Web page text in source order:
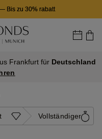
Bis zu 30% rabatt
Frankfurt für Deutschland
Vollständiger